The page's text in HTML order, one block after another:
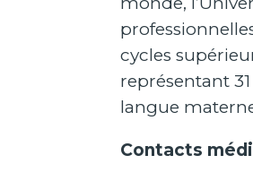
cycles
représentant
langue
Contacts